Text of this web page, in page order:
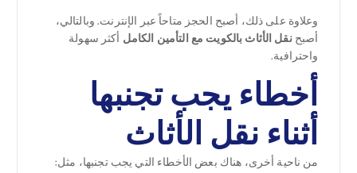
وعلاوة على ذلك، أصبح الحجز متاحاً عبر الإنترنت. وبالتالي،
أصبحنقل الأثاث بالكويت مع التأمين الكامل أكثر سهولة
واحترافية.
أخطاء يجب تجنبها
أثناء نقل الأثاث
من ناحية أخرى، هناك بعض الأخطاء التي يجب تجنبها، مثل: